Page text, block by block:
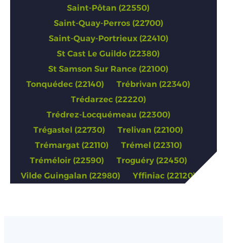
Saint-Pôtan (22550)
Saint-Quay-Perros (22700)
Saint-Quay-Portrieux (22410)
St Cast Le Guildo (22380)
St Samson Sur Rance (22100)
Tonquédec (22140)
Trébrivan (22340)
Trédarzec (22220)
Trédrez-Locquémeau (22300)
Trégastel (22730)
Trelivan (22100)
Trémargat (22110)
Trémel (22310)
Tréméloir (22590)
Troguéry (22450)
Vilde Guingalan (22980)
Yffiniac (22120)